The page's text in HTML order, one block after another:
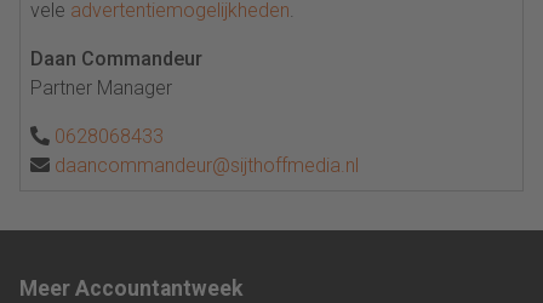
vele advertentiemogelijkheden.
Daan Commandeur
Partner Manager
0628068433
daancommandeur@sijthoffmedia.nl
Meer Accountantweek